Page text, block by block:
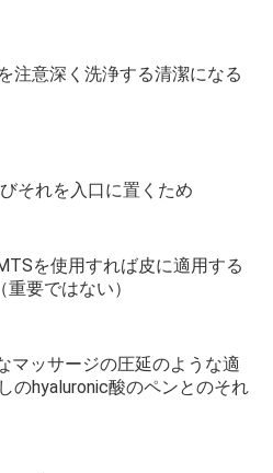
注意深く洗浄する清潔になる
それを入口に置くため
を使用すれば皮に適用する
要ではない）
マッサージの圧延のような適
のhyaluronic酸のペンとのそれ